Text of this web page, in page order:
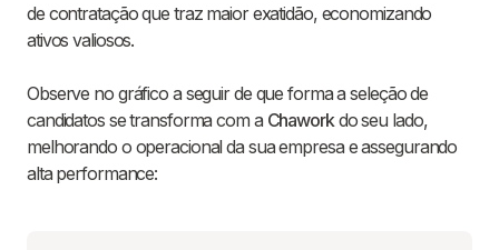
de contratação que traz maior exatidão, economizando
ativos valiosos.
Observe no gráfico a seguir de que forma a seleção de
candidatos se transforma com a Chaworkdo seu lado,
melhorando o operacional da sua empresa e assegurando
alta performance: